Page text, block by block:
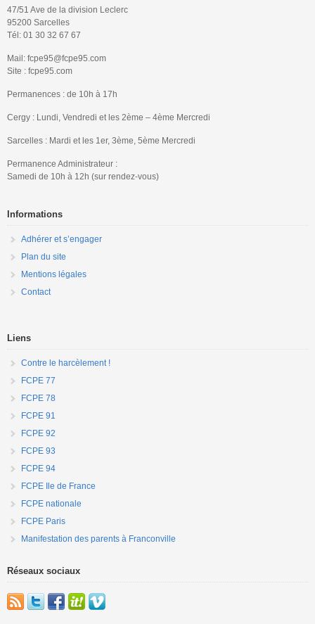
47/51 Ave de la division Leclerc
95200 Sarcelles
Tél: 01 30 32 67 67
Mail: fcpe95@fcpe95.com
Site : fcpe95.com
Permanences : de 10h à 17h
Cergy : Lundi, Vendredi et les 2ème – 4ème Mercredi
Sarcelles : Mardi et les 1er, 3ème, 5ème Mercredi
Permanence Administrateur :
Samedi de 10h à 12h (sur rendez-vous)
Informations
Adhérer et s’engager
Plan du site
Mentions légales
Contact
Liens
Contre le harcèlement !
FCPE 77
FCPE 78
FCPE 91
FCPE 92
FCPE 93
FCPE 94
FCPE Ile de France
FCPE nationale
FCPE Paris
Manifestation des parents à Franconville
Réseaux sociaux